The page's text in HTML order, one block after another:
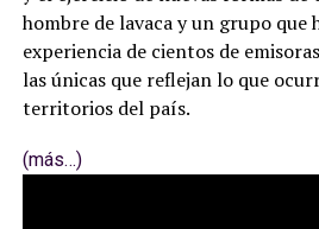
hombre de lavaca y un grupo que
experiencia de cientos de
las únicas que reflejan lo que
territorios del país.
(más…)